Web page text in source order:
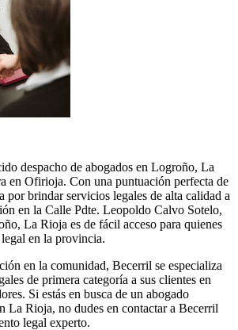
despacho de abogados en Logroño, La
en Ofirioja. Con una puntuación perfecta de
por brindar servicios legales de alta calidad a
en la Calle Pdte. Leopoldo Calvo Sotelo,
La Rioja es de fácil acceso para quienes
en la provincia.
en la comunidad, Becerril se especializa
de primera categoría a sus clientes en
Si estás en busca de un abogado
La Rioja, no dudes en contactar a Becerril
legal experto.